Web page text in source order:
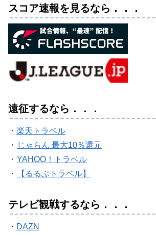
スコア速報を見るなら．．．
遠征するなら．．．
・ 楽天トラベル
・ じゃらん 最大10％還元
・ YAHOO！トラベル
・
【るるぶトラベル】
テレビ観戦するなら．．．
・ DAZN